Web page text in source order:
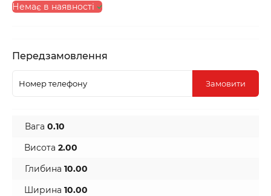
Немає в наявності
Передзамовлення
Замовити
Вага 0.10
Висота 2.00
Глибина 10.00
Ширина 10.00